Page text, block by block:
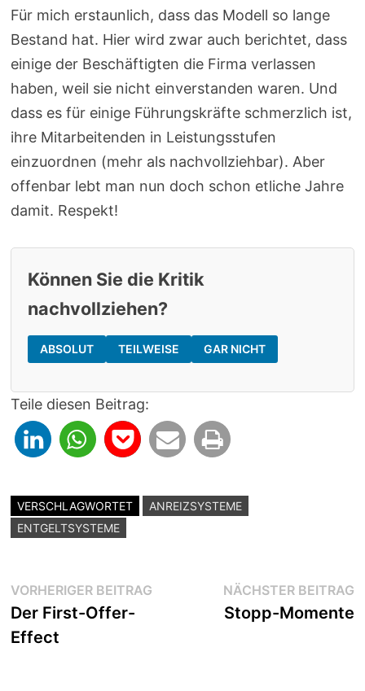
Für mich erstaunlich, dass das Modell so lange
Bestand hat. Hier wird zwar auch berichtet, dass
einige der Beschäftigten die Firma verlassen
haben, weil sie nicht einverstanden waren. Und
dass es für einige Führungskräfte schmerzlich ist,
ihre Mitarbeitenden in Leistungsstufen
einzuordnen (mehr als nachvollziehbar). Aber
offenbar lebt man nun doch schon etliche Jahre
damit. Respekt!
Können Sie die Kritik
nachvollziehen?
ABSOLUT TEILWEISE GAR NICHT
Teile diesen Beitrag:
VERSCHLAGWORTET
ANREIZSYSTEME
ENTGELTSYSTEME
Beitragsnavigation
VORHERIGER BEITRAG Vorheriger
Der First-Offer-
Effect
NÄCHSTER BEITRAG
Stopp-Momente